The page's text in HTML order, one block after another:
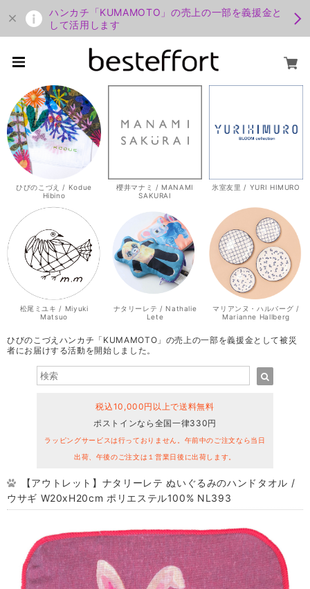
ハンカチ「KUMAMOTO」の売上の一部を義援金と
して活用します
ひびのこづえ / Kodue
Hibino
櫻井マナミ / MANAMI
SAKURAI
氷室友里 / YURI HIMURO
松尾ミユキ / Miyuki
Matsuo
ナタリーレテ / Nathalie
Lete
マリアンヌ・ハルバーグ /
Marianne Hallberg
ひびのこづえハンカチ「KUMAMOTO」の売上の一部を義援金として被災
者にお届けする活動を開始しました。
税込10,000円以上で送料無料
ポストインなら全国一律330円
ラッピングサービスは行っておりません。午前中のご注文なら当日
出荷、午後のご注文は１営業日後に出荷します。
【アウトレット】ナタリーレテ ぬいぐるみのハンドタオル /
ウサギ W20xH20cm ポリエステル100% NL393